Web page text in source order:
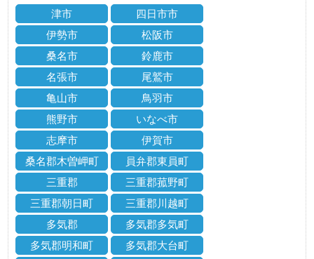
津市
四日市市
伊勢市
松阪市
桑名市
鈴鹿市
名張市
尾鷲市
亀山市
鳥羽市
熊野市
いなべ市
志摩市
伊賀市
桑名郡木曽岬町
員弁郡東員町
三重郡
三重郡菰野町
三重郡朝日町
三重郡川越町
多気郡
多気郡多気町
多気郡明和町
多気郡大台町